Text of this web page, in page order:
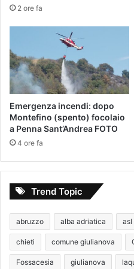
2 ore fa
Emergenza incendi: dopo
Montefino (spento) focolaio
a Penna Sant’Andrea FOTO
4 ore fa
Trend Topic
abruzzo alba adriatica asl
chieti comune giulianova
Fossacesia giulianova